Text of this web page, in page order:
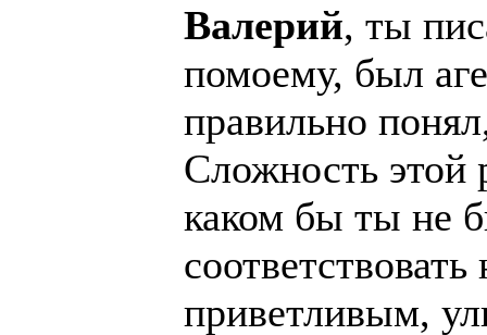
Валерий, ты
помоему, был
правильно
Сложность этой
каком бы ты не
приветливым,